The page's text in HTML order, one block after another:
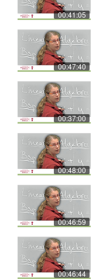
00:41:05
00:47:40
00:37:00
00:48:00
00:46:59
00:46:44